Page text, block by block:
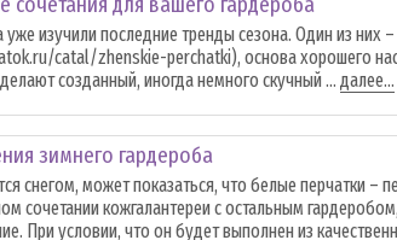
изучили последние тренды сезона. Один из них
catal/zhenskie-perchatki), основа хорошего
созданный, иногда немного скучный ...далее...
зимнего гардероба
снегом, может показаться, что белые перчатки –
сочетании кожгалантереи с остальным
При условии, что он будет выполнен из